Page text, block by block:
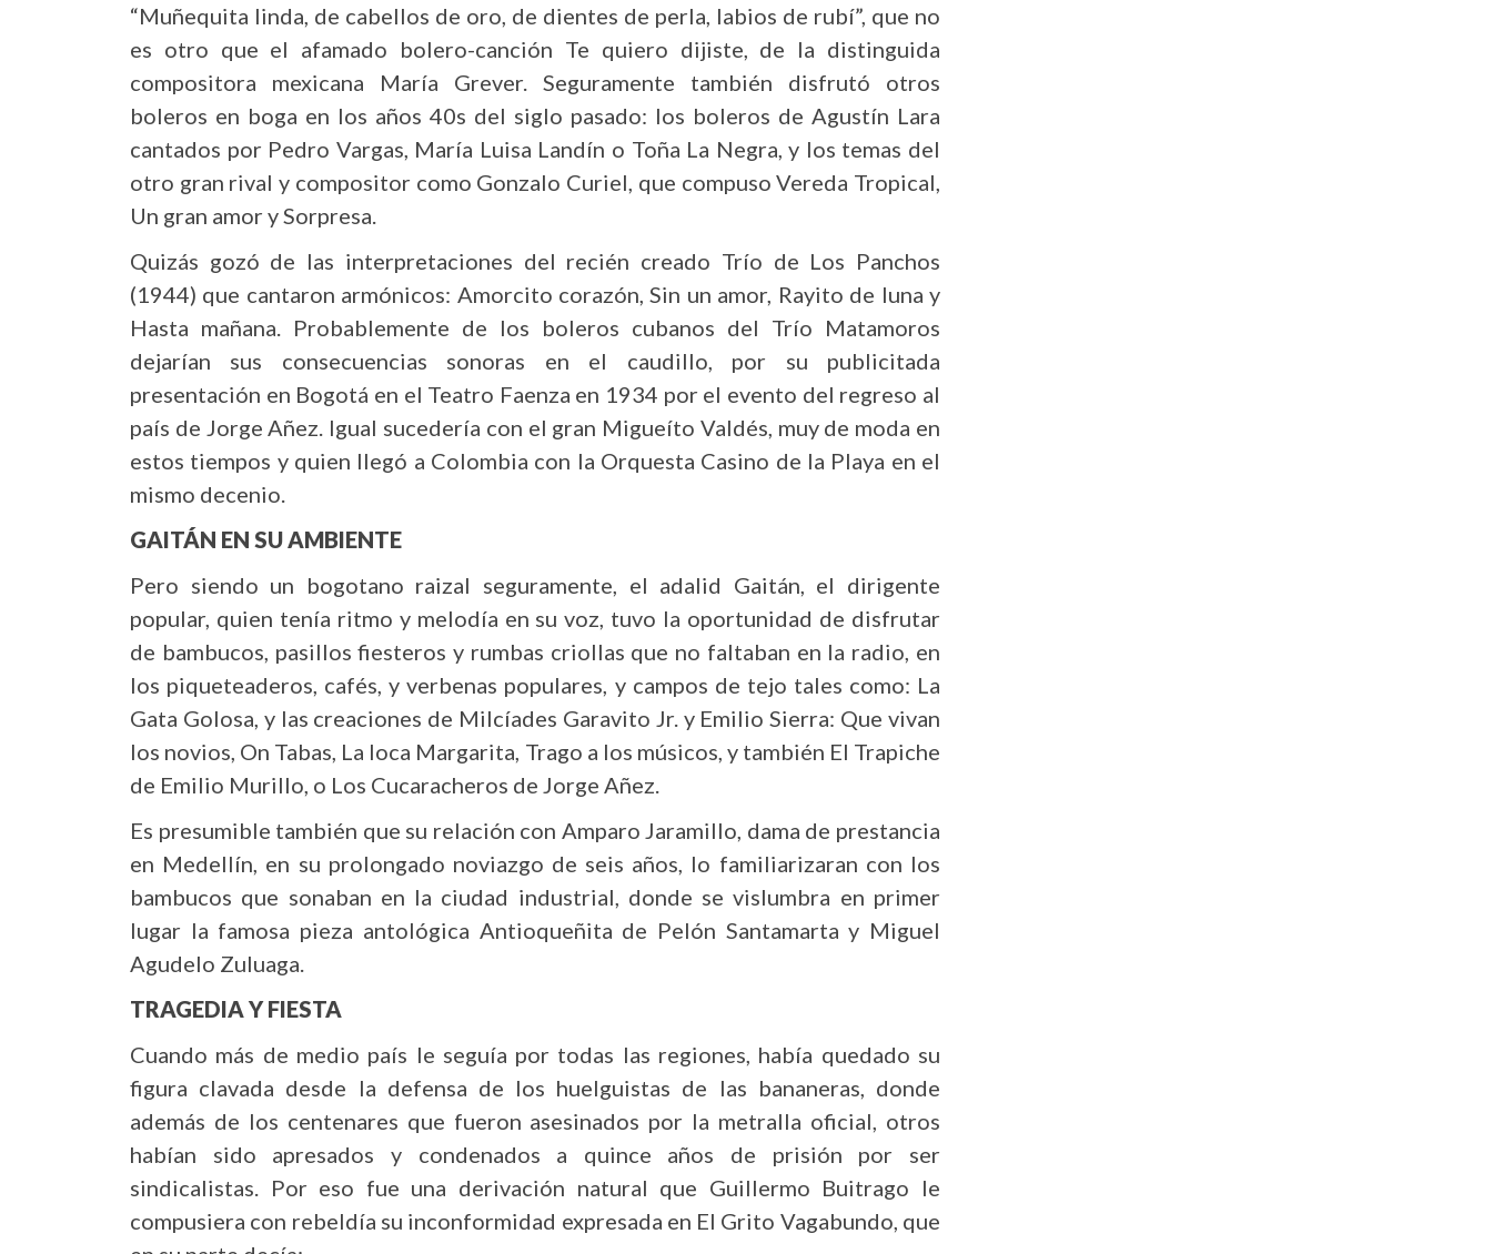
“Muñequita linda, de cabellos de oro, de dientes de perla, labios de rubí”, que no
es otro que el afamado bolero-canción Te quiero dijiste, de la distinguida
compositora mexicana María Grever. Seguramente también disfrutó otros
boleros en boga en los años 40s del siglo pasado: los boleros de Agustín Lara
cantados por Pedro Vargas, María Luisa Landín o Toña La Negra, y los temas del
otro gran rival y compositor como Gonzalo Curiel, que compuso Vereda Tropical,
Un gran amor y Sorpresa.
Quizás gozó de las interpretaciones del recién creado Trío de Los Panchos
(1944) que cantaron armónicos: Amorcito corazón, Sin un amor, Rayito de luna y
Hasta mañana. Probablemente de los boleros cubanos del Trío Matamoros
dejarían sus consecuencias sonoras en el caudillo, por su publicitada
presentación en Bogotá en el Teatro Faenza en 1934 por el evento del regreso al
país de Jorge Añez. Igual sucedería con el gran Migueíto Valdés, muy de moda en
estos tiempos y quien llegó a Colombia con la Orquesta Casino de la Playa en el
mismo decenio.
GAITÁN EN SU AMBIENTE
Pero siendo un bogotano raizal seguramente, el adalid Gaitán, el dirigente
popular, quien tenía ritmo y melodía en su voz, tuvo la oportunidad de disfrutar
de bambucos, pasillos fiesteros y rumbas criollas que no faltaban en la radio, en
los piqueteaderos, cafés, y verbenas populares, y campos de tejo tales como: La
Gata Golosa, y las creaciones de Milcíades Garavito Jr. y Emilio Sierra: Que vivan
los novios, On Tabas, La loca Margarita, Trago a los músicos, y también El Trapiche
de Emilio Murillo, o Los Cucaracheros de Jorge Añez.
Es presumible también que su relación con Amparo Jaramillo, dama de prestancia
en Medellín, en su prolongado noviazgo de seis años, lo familiarizaran con los
bambucos que sonaban en la ciudad industrial, donde se vislumbra en primer
lugar la famosa pieza antológica Antioqueñita de Pelón Santamarta y Miguel
Agudelo Zuluaga.
TRAGEDIA Y FIESTA
Cuando más de medio país le seguía por todas las regiones, había quedado su
figura clavada desde la defensa de los huelguistas de las bananeras, donde
además de los centenares que fueron asesinados por la metralla oficial, otros
habían sido apresados y condenados a quince años de prisión por ser
sindicalistas. Por eso fue una derivación natural que Guillermo Buitrago le
compusiera con rebeldía su inconformidad expresada en El Grito Vagabundo, que